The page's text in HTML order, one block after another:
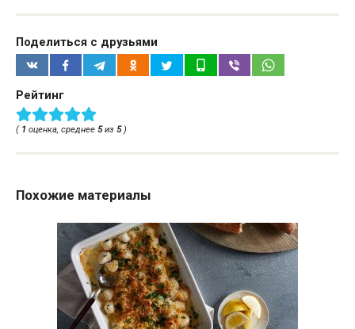
Поделиться с друзьями
Рейтинг
( 1 оценка, среднее 5из 5)
Похожие материалы